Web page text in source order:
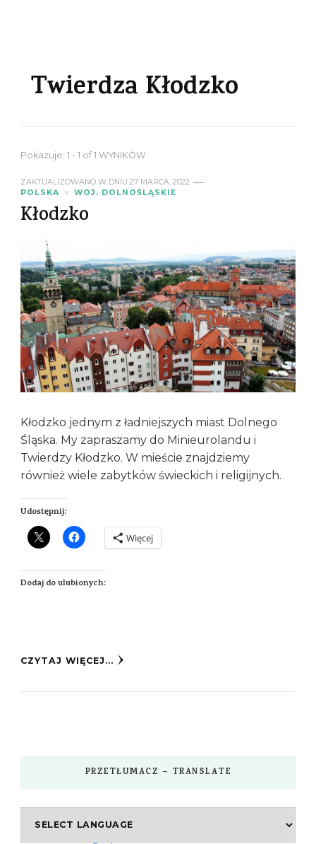
Twierdza Kłodzko
Pokazuje: 1 - 1 of 1 WYNIKÓW
ZAKTUALIZOWANO W DNIU 27 MARCA, 2022
POLSKA
WOJ. DOLNOŚLĄSKIE
Kłodzko
Kłodzko jednym z ładniejszych miast Dolnego
Śląska. My zapraszamy do Minieurolandu i
Twierdzy Kłodzko. W mieście znajdziemy
również wiele zabytków świeckich i religijnych.
Udostępnij:
Więcej
Dodaj do ulubionych:
CZYTAJ WIĘCEJ...
PRZETŁUMACZ – TRANSLATE